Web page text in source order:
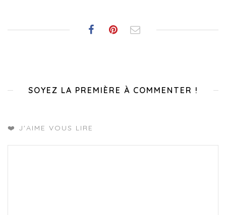
SOYEZ LA PREMIÈRE À COMMENTER !
❤️ J'AIME VOUS LIRE